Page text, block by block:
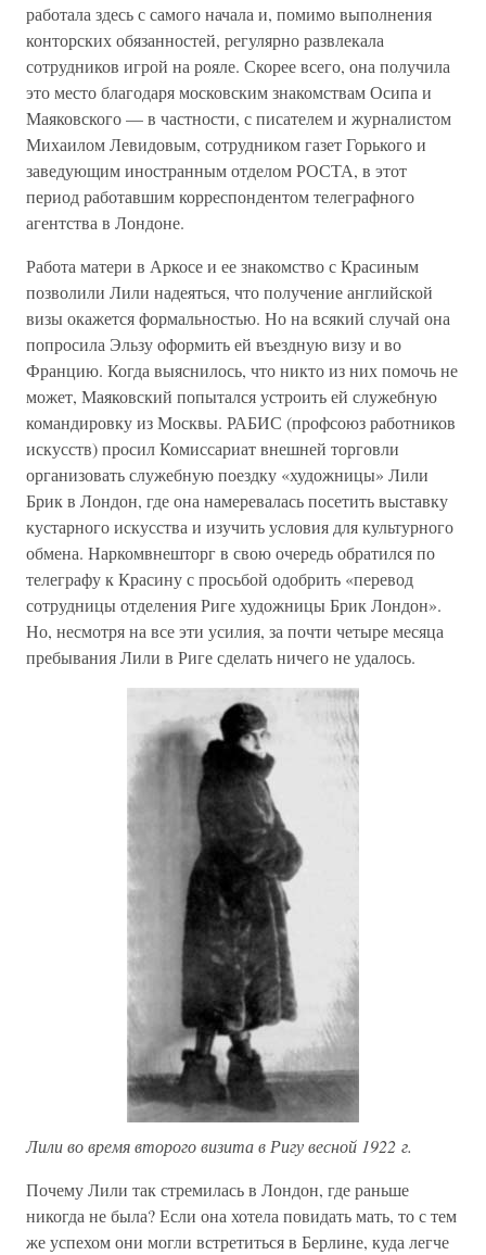
работала здесь с самого начала и, помимо выполнения
конторских обязанностей, регулярно развлекала
сотрудников игрой на рояле. Скорее всего, она получила
это место благодаря московским знакомствам Осипа и
Маяковского — в частности, с писателем и журналистом
Михаилом Левидовым, сотрудником газет Горького и
заведующим иностранным отделом РОСТА, в этот
период работавшим корреспондентом телеграфного
агентства в Лондоне.
Работа матери в Аркосе и ее знакомство с Красиным
позволили Лили надеяться, что получение английской
визы окажется формальностью. Но на всякий случай она
попросила Эльзу оформить ей въездную визу и во
Францию. Когда выяснилось, что никто из них помочь не
может, Маяковский попытался устроить ей служебную
командировку из Москвы. РАБИС (профсоюз работников
искусств) просил Комиссариат внешней торговли
организовать служебную поездку «художницы» Лили
Брик в Лондон, где она намеревалась посетить выставку
кустарного искусства и изучить условия для культурного
обмена. Наркомвнешторг в свою очередь обратился по
телеграфу к Красину с просьбой одобрить «перевод
сотрудницы отделения Риге художницы Брик Лондон».
Но, несмотря на все эти усилия, за почти четыре месяца
пребывания Лили в Риге сделать ничего не удалось.
Лили во время второго визита в Ригу весной 1922 г.
Почему Лили так стремилась в Лондон, где раньше
никогда не была? Если она хотела повидать мать, то с тем
же успехом они могли встретиться в Берлине, куда легче